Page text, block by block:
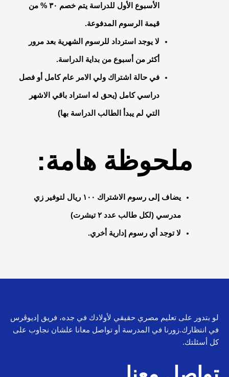
الأسبوع الأول للدراسة يتم خصم ٣٠ % من
قيمة الرسوم المدفوعة.
لا يوجد استرداد للرسوم الشهرية بعد مرور
أكثر من أسبوع من بداية الدراسة.
في حالة اشتراك ولي الامر عام كامل أو فصل
دراسي كامل (يحق له استراد باقي الاشهر
التي لم يبدأ الطالب الدراسة بها)
ملحوظة هامة:
يضاف إلى رسوم الاشتراك ١٠٠ ريال لتوفير زي
مدرسي (لكل طالب عدد ٢ تيشرت)
لا توجد أي رسوم إدارية أخري.
لو بتدور على تعليم مصري حقيقي لأولادك في جده، فريق إديوڤرس
في انتظارك.زورنا في المدرسة أو تواصل معانا علشان نجاوب على
كل أسئلتك.